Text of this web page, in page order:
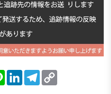
Line LinkedInTelegram